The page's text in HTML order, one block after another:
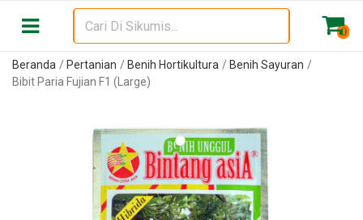
0
Beranda Pertanian Benih Hortikultura
Benih Sayuran
Bibit Paria Fujian F1 (Large)